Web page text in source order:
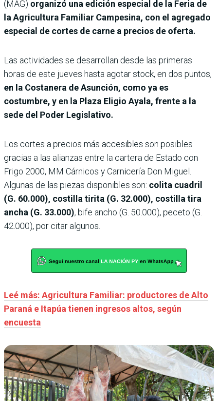
(MAG) organizó una edición especial de la Feria de
la Agricultura Familiar Campesina, con el agregado
especial de cortes de carne a precios de oferta.
Las actividades se desarrollan desde las primeras
horas de este jueves hasta agotar stock, en dos puntos,
en la Costanera de Asunción, como ya es
costumbre, y en la Plaza Eligio Ayala, frente a la
sede del Poder Legislativo.
Los cortes a precios más accesibles son posibles
gracias a las alianzas entre la cartera de Estado con
Frigo 2000, MM Cárnicos y Carnicería Don Miguel.
Algunas de las piezas disponibles son: colita cuadril
(G. 60.000), costilla tirita (G. 32.000), costilla tira
ancha (G. 33.000), bife ancho (G. 50.000), peceto (G.
42.000), por citar algunos.
Leé más: Agricultura Familiar: productores de Alto
Paraná e Itapúa tienen ingresos altos, según
encuesta